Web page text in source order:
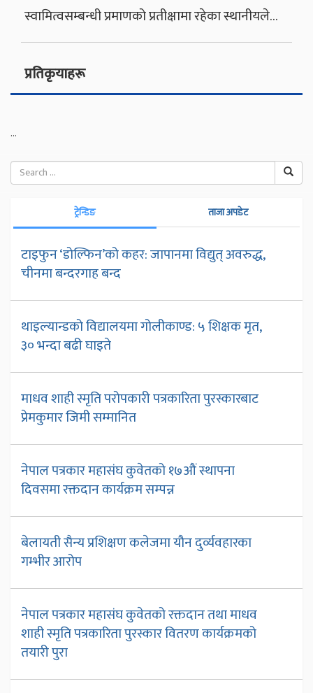
स्वामित्वसम्बन्धी प्रमाणको प्रतीक्षामा रहेका स्थानीयले…
प्रतिकृयाहरू
...
ट्रेन्डिङ ताजा अपडेट
टाइफुन ‘डोल्फिन’को कहर: जापानमा विद्युत् अवरुद्ध,
चीनमा बन्दरगाह बन्द
थाइल्यान्डको विद्यालयमा गोलीकाण्ड: ५ शिक्षक मृत,
३० भन्दा बढी घाइते
माधव शाही स्मृति परोपकारी पत्रकारिता पुरस्कारबाट
प्रेमकुमार जिमी सम्मानित
नेपाल पत्रकार महासंघ कुवेतको १७औं स्थापना
दिवसमा रक्तदान कार्यक्रम सम्पन्न
बेलायती सैन्य प्रशिक्षण कलेजमा यौन दुर्व्यवहारका
गम्भीर आरोप
नेपाल पत्रकार महासंघ कुवेतको रक्तदान तथा माधव
शाही स्मृति पत्रकारिता पुरस्कार वितरण कार्यक्रमको
तयारी पुरा